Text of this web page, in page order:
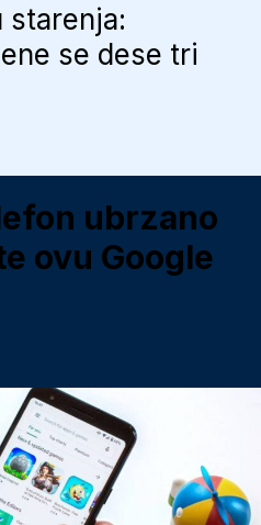
starenja:
se dese tri
ubrzano
ovu Google